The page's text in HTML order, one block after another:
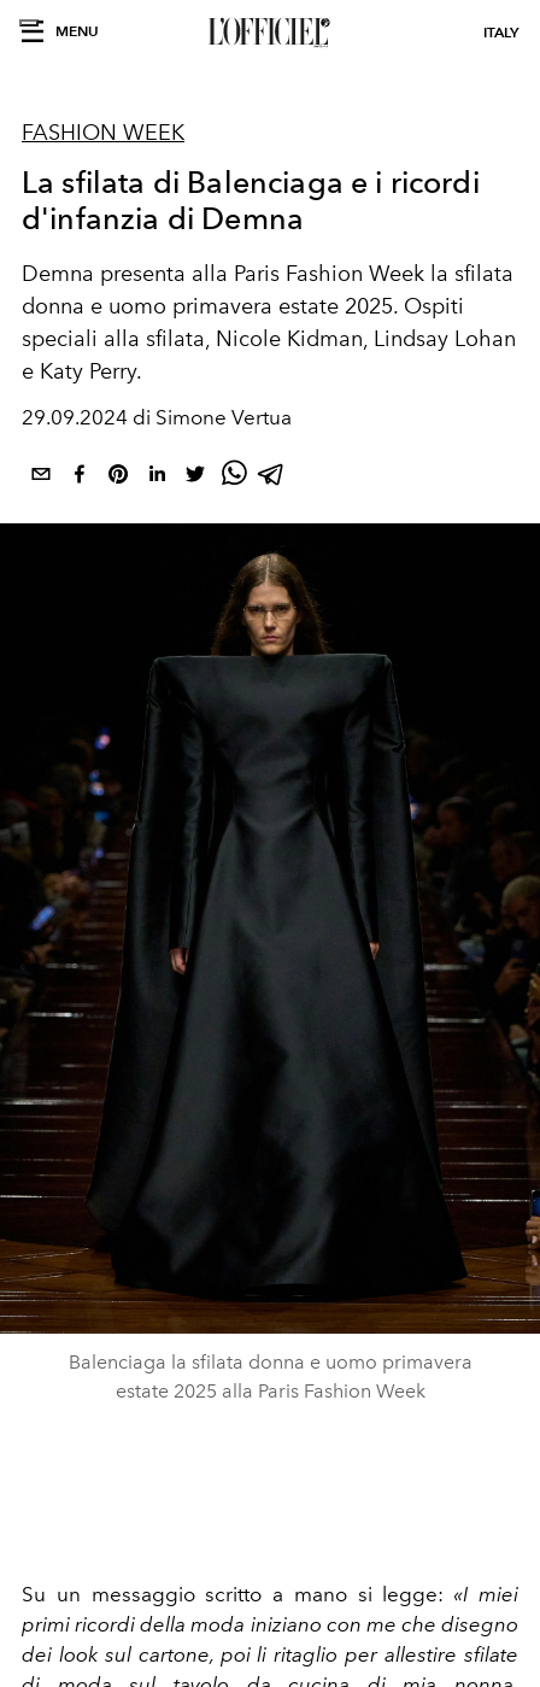
MENU ITALY
FASHION WEEK
La sfilata di Balenciaga e i ricordi
d'infanzia di Demna
Demna presenta alla Paris Fashion Week la sfilata
donna e uomo primavera estate 2025. Ospiti
speciali alla sfilata, Nicole Kidman, Lindsay Lohan
e Katy Perry.
29.09.2024 di Simone Vertua
Balenciaga la sfilata donna e uomo primavera
estate 2025 alla Paris Fashion Week
Su un messaggio scritto a mano si legge: «I miei
primi ricordi della moda iniziano con me che disegno
dei look sul cartone, poi li ritaglio per allestire sfilate